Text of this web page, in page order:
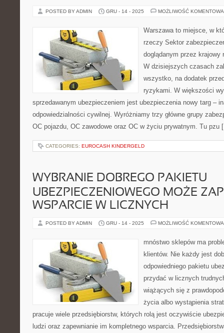
POSTED BY ADMIN GRU - 14 - 2025 MOŻLIWOŚĆ
Warszawa to miejsce, w
rzeczy Sektor
doglądanym przez
W dzisiejszych czasach
wszystko, na dodatek
ryzykami. W większości
sprzedawanym ubezpieczeniem jest ubezpieczenia nowy targ –
odpowiedzialności cywilnej. Wyróżniamy trzy główne grupy
OC pojazdu, OC zawodowe oraz OC w życiu prywatnym. Tu pzu
CATEGORIES: EUROCASH KINDERGELD
WYBRANIE DOBREGO PAKIETU
UBEZPIECZENIOWEGO MOŻE
WSPARCIE W LICZNYCH
POSTED BY ADMIN GRU - 14 - 2025 MOŻLIWOŚĆ
mnóstwo sklepów ma
klientów. Nie każdy jest
odpowiedniego pakietu
przydać w licznych
wiążących się z
życia albo wystąpienia
pracuje wiele przedsiębiorstw, których rolą jest oczywiście
ludzi oraz zapewnianie im kompletnego wsparcia.